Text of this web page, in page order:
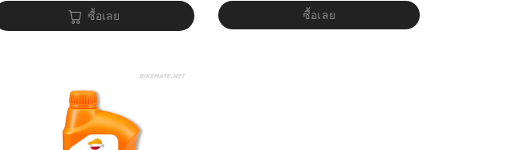
ซื้อเลย ซื้อเลย